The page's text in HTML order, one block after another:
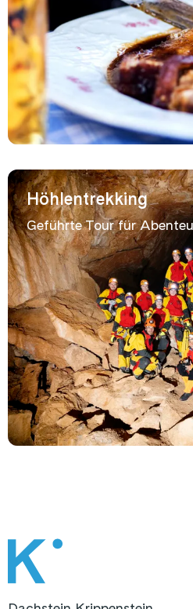
Höhlentrekking
Geführte Tour für